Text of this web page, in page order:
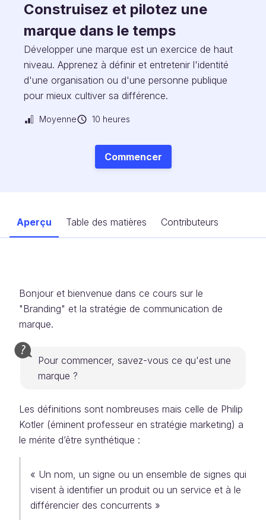
Construisez et pilotez une
marque dans le temps
Développer une marque est un exercice de haut
niveau. Apprenez à définir et entretenir l'identité
d'une organisation ou d'une personne publique
pour mieux cultiver sa différence.
Moyenne 10 heures
Commencer
Aperçu Table des matières Contributeurs
Bonjour et bienvenue dans ce cours sur le
"Branding" et la stratégie de communication de
marque.
Pour commencer, savez-vous ce qu'est une
marque ?
Les définitions sont nombreuses mais celle de Philip
Kotler (éminent professeur en stratégie marketing) a
le mérite d’être synthétique :
« Un nom, un signe ou un ensemble de signes qui
visent à identifier un produit ou un service et à le
différencier des concurrents »